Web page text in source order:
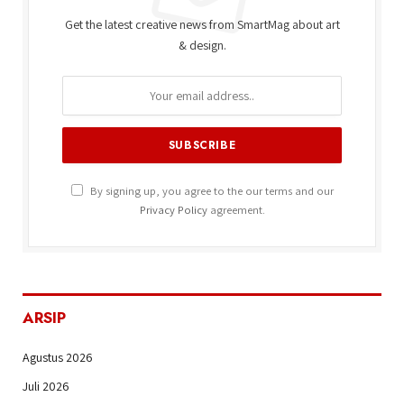
Get the latest creative news from SmartMag about art
& design.
By signing up, you agree to the our terms and our
Privacy Policyagreement.
ARSIP
Agustus 2026
Juli 2026